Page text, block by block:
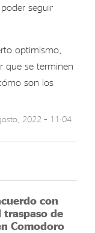
seguir
optimismo,
que se terminen
son los
2022 – 11:04
con
traspaso de
Comodoro